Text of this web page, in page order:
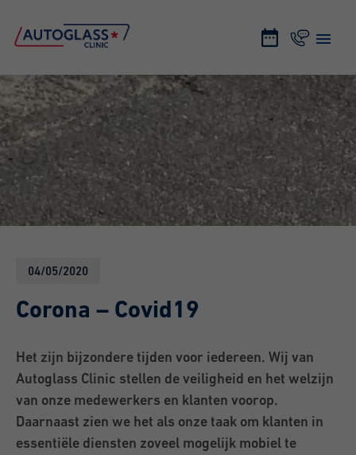
04/05/2020
Corona – Covid19
Het zijn bijzondere tijden voor iedereen. Wij van
Autoglass Clinic stellen de veiligheid en het welzijn
van onze medewerkers en klanten voorop.
Daarnaast zien we het als onze taak om klanten in
essentiële diensten zoveel mogelijk mobiel te